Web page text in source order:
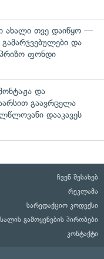
ახალი თვე დაიწყო —
და
ფონდი
და
გაავრცელა
დააკავეს
ჩვენ შესახებ
რეკლამა
სარედაქციო კოდექსი
გამოყენების პირობები
კონტაქტი